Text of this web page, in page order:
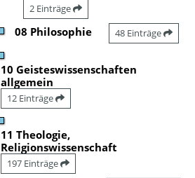
2 Einträge
08 Philosophie 48 Einträge
10 Geisteswissenschaften
allgemein
12 Einträge
11 Theologie,
Religionswissenschaft
197 Einträge